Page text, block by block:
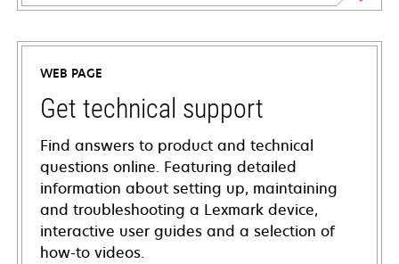
WEB PAGE
Get technical support
Find answers to product and technical
questions online. Featuring detailed
information about setting up, maintaining
and troubleshooting a Lexmark device,
interactive user guides and a selection of
how-to videos.